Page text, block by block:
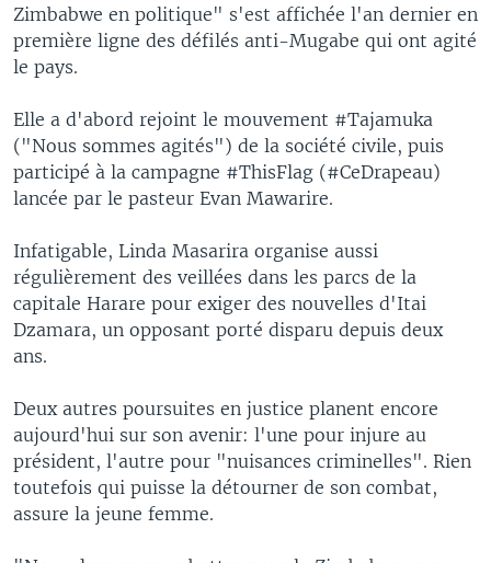
Zimbabwe en politique" s'est affichée l'an dernier en
première ligne des défilés anti-Mugabe qui ont agité
le pays.
Elle a d'abord rejoint le mouvement #Tajamuka
("Nous sommes agités") de la société civile, puis
participé à la campagne #ThisFlag (#CeDrapeau)
lancée par le pasteur Evan Mawarire.
Infatigable, Linda Masarira organise aussi
régulièrement des veillées dans les parcs de la
capitale Harare pour exiger des nouvelles d'Itai
Dzamara, un opposant porté disparu depuis deux
ans.
Deux autres poursuites en justice planent encore
aujourd'hui sur son avenir: l'une pour injure au
président, l'autre pour "nuisances criminelles". Rien
toutefois qui puisse la détourner de son combat,
assure la jeune femme.